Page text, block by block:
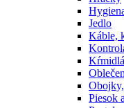
Jedlo
Káble,
Piesok